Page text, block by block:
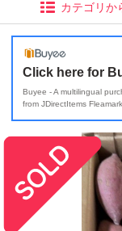
カテゴリか
Click here for
Buyee - A multilingual
from JDirectItems